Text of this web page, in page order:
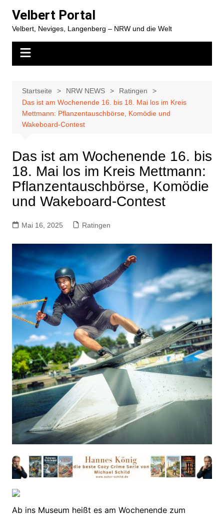
Inhalt
springen
Velbert Portal
Velbert, Neviges, Langenberg – NRW und die Welt
Startseite NRW NEWS
Ratingen
Das ist am Wochenende 16. bis 18. Mai los im Kreis
Mettmann: Pflanzentauschbörse, Komödie und
Wakeboard-Contest
Das ist am Wochenende 16. bis
18. Mai los im Kreis Mettmann:
Pflanzentauschbörse, Komödie
und Wakeboard-Contest
Mai 16, 2025 Ratingen
Ab ins Museum heißt es am Wochenende zum